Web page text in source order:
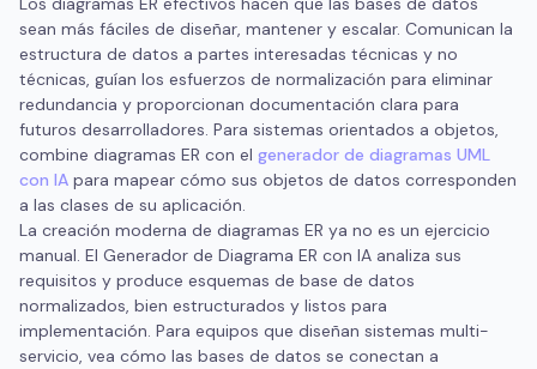
sean más fáciles de diseñar, mantener y escalar. Comunican la
estructura de datos a partes interesadas técnicas y no
técnicas, guían los esfuerzos de normalización para eliminar
redundancia y proporcionan documentación clara para
futuros desarrolladores. Para sistemas orientados a objetos,
combine diagramas ER con el generador de diagramas UML
con IA para mapear cómo sus objetos de datos corresponden
a las clases de su aplicación.
La creación moderna de diagramas ER ya no es un ejercicio
manual. El Generador de Diagrama ER con IA analiza sus
requisitos y produce esquemas de base de datos
normalizados, bien estructurados y listos para
implementación. Para equipos que diseñan sistemas multi-
servicio, vea cómo las bases de datos se conectan a